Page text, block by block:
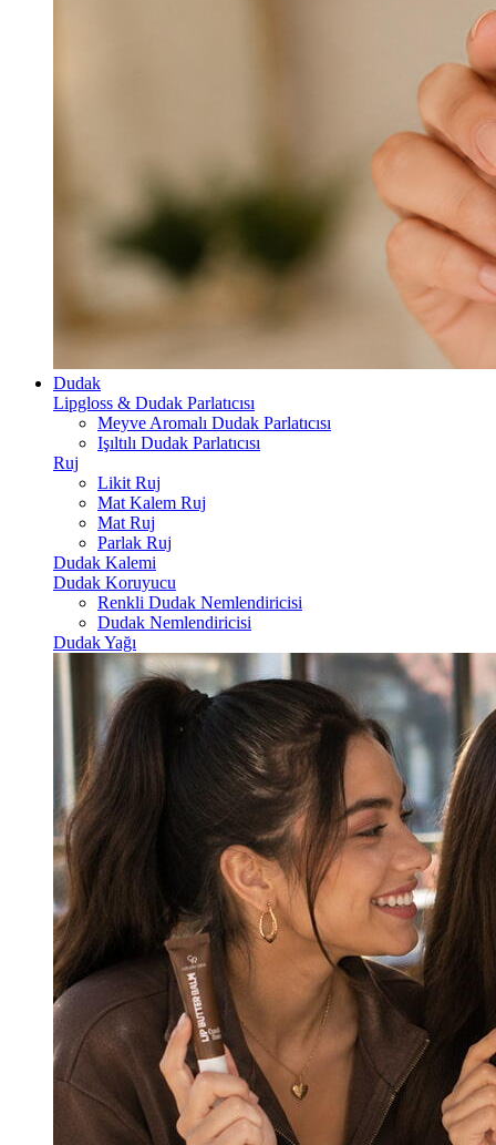
Dudak
Lipgloss & Dudak Parlatıcısı
Meyve Aromalı Dudak Parlatıcısı
Işıltılı Dudak Parlatıcısı
Ruj
Likit Ruj
Mat Kalem Ruj
Mat Ruj
Parlak Ruj
Dudak Kalemi
Dudak Koruyucu
Renkli Dudak Nemlendiricisi
Dudak Nemlendiricisi
Dudak Yağı